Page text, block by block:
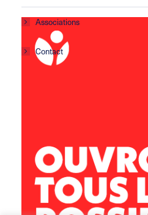
Associations
Contact
brest.horizons@leolagrange.org